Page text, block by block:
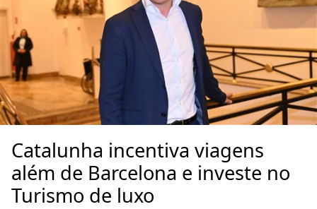
Catalunha incentiva viagens
além de Barcelona e investe no
Turismo de luxo